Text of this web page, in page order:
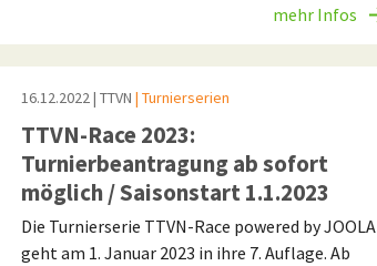
mehr Infos
16.12.2022| TTVN | Turnierserien
TTVN-Race 2023:
Turnierbeantragung ab sofort
möglich / Saisonstart 1.1.2023
Die Turnierserie TTVN-Race powered by JOOLA
geht am 1. Januar 2023 in ihre 7. Auflage. Ab